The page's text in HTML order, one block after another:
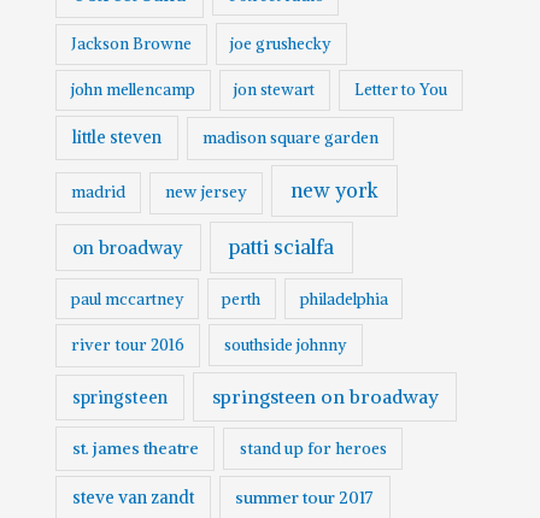
Jackson Browne joe grushecky
john mellencamp jon stewart Letter to You
little steven madison square garden
madrid new jersey new york
on broadway patti scialfa
paul mccartney perth philadelphia
river tour 2016 southside johnny
springsteen springsteen on broadway
st. james theatre stand up for heroes
steve van zandt summer tour 2017